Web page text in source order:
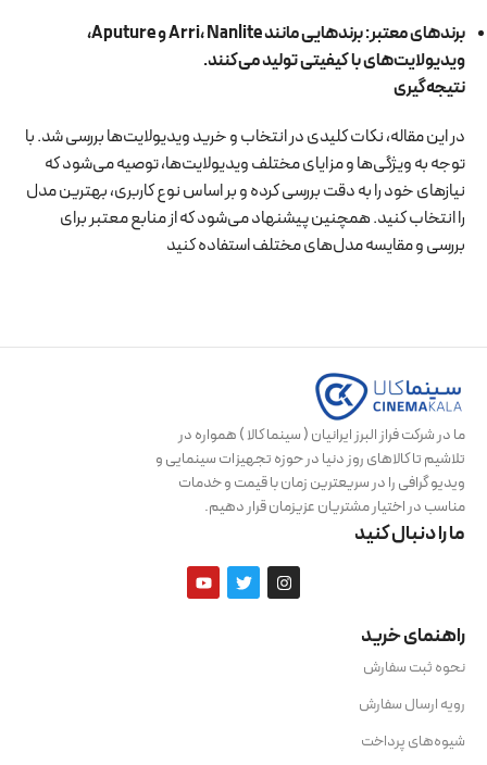
برندهای معتبر:برندهایی مانند ،Nanlite و
،
ویدیولایت‌های با کیفیتی تولید می‌کنند.
نتیجه‌گیری
در این مقاله، نکات کلیدی در انتخاب و خرید ویدیولایت‌ها بررسی شد. با
توجه به ویژگی‌ها و مزایای مختلف ویدیولایت‌ها، توصیه می‌شود که
نیازهای خود را به دقت بررسی کرده و بر اساس نوع کاربری، بهترین مدل
را انتخاب کنید. همچنین پیشنهاد می‌شود که از منابع معتبر برای
بررسی و مقایسه مدل‌های مختلف استفاده کنید
ما در شرکت فراز البرز ایرانیان ( سینما کالا ) همواره در
تلاشیم تا کالاهای روز دنیا در حوزه تجهیزات سینمایی و
ویدیو گرافی را در سریعترین زمان با قیمت و خدمات
مناسب در اختیار مشتریان عزیزمان قرار دهیم.
ما را دنبال کنید
راهنمای خرید
نحوه ثبت سفارش
رویه ارسال سفارش
شیوه‌های پرداخت